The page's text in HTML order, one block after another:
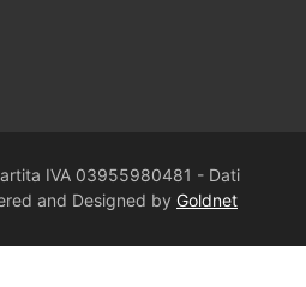
IVA 03955980481 - Dati
and Designed by Goldnet